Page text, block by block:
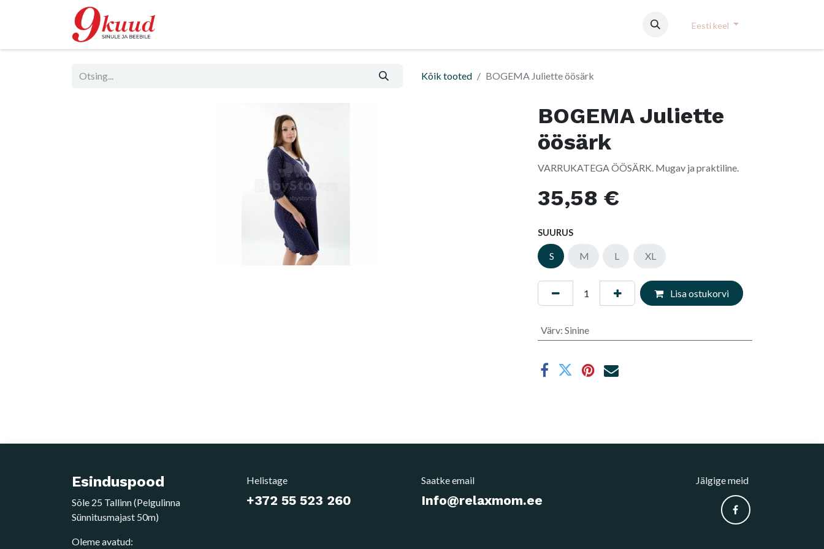
Eesti keel
Kõik tooted BOGEMA Juliette öösärk
BOGEMA Juliette
öösärk
VARRUKATEGA ÖÖSÄRK. Mugav ja praktiline.
35,58 €
SUURUS
S M L XL
Lisa ostukorvi
Värv: Sinine
Esinduspood
Sõle 25 Tallinn (Pelgulinna
Sünnitusmajast 50m)
Oleme avatud:
Helistage
+372 55 523 260
Saatke email
Info@relaxmom.ee
Jälgige meid